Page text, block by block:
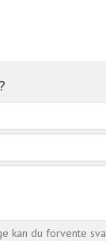
kan du forvente